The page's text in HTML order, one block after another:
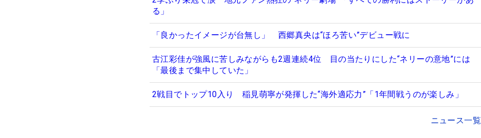
る」
「良かったイメージが台無し」 西郷真央は“ほろ苦い”デビュー戦に
古江彩佳が強風に苦しみながらも2週連続4位 目の当たりにした“ネリーの意地”には
「最後まで集中していた」
2戦目でトップ10入り 稲見萌寧が発揮した“海外適応力”「1年間戦うのが楽しみ」
ニュース一覧